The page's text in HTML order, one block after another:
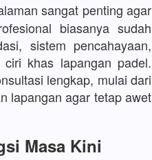
sangat penting agar
biasanya sudah
sistem pencahayaan,
khas lapangan padel.
lengkap, mulai dari
lapangan agar tetap awet
Masa Kini